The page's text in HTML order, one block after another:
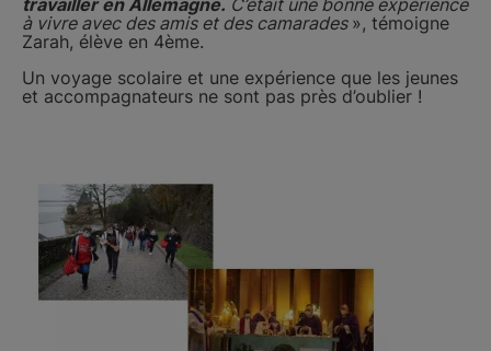
travailler en Allemagne. C’était une bonne expérience
à vivre avec des amis et des camarades », témoigne
Zarah, élève en 4ème.
Un voyage scolaire et une expérience que les jeunes
et accompagnateurs ne sont pas près d’oublier !